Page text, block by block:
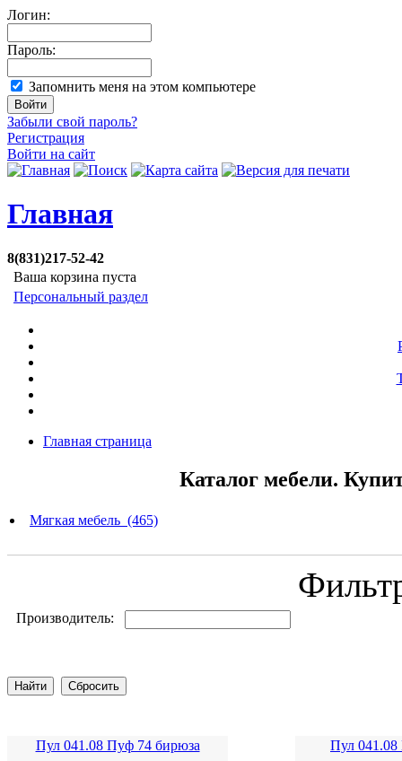
Логин:
Пароль:
Запомнить меня на этом компьютере
Забыли свой пароль?
Регистрация
Войти на сайт
Главная
8(831)217-52-42
Ваша корзина пуста
Персональный раздел
Главная страница
Каталог мебели.
Мягкая мебель (465)
Производитель:
Пул 041.08 Пуф 74 бирюза Пул